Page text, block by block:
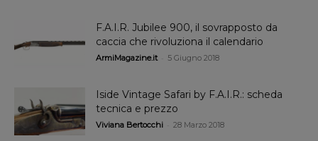
F.A.I.R. Jubilee 900, il sovrapposto da
caccia che rivoluziona il calendario
ArmiMagazine.it 5 Giugno 2018
Iside Vintage Safari by F.A.I.R.: scheda
tecnica e prezzo
Viviana Bertocchi 28 Marzo 2018